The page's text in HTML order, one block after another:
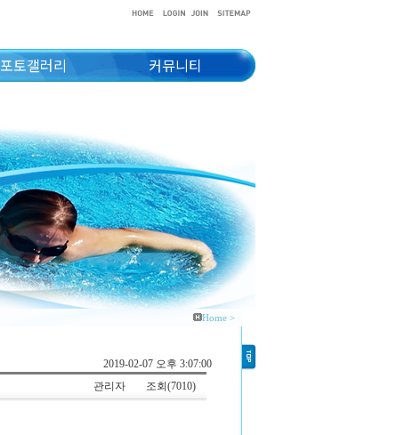
포토갤러리 커뮤니티
Home >
2019-02-07 오후 3:07:00
관리자 조회(7010)